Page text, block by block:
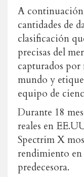
A
cantidades de
clasificación
precisas del
capturados
mundo y
equipo de
Durante 18
reales en
Spectrim X
rendimiento
predecesora.